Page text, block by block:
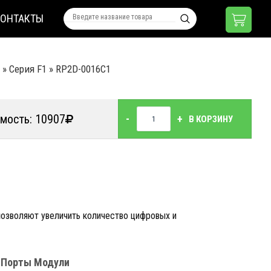
» Серия F1 » RP2D-0016C1
10907 - + В КОРЗИНУ
увеличить количество цифровых и
Порты Модули